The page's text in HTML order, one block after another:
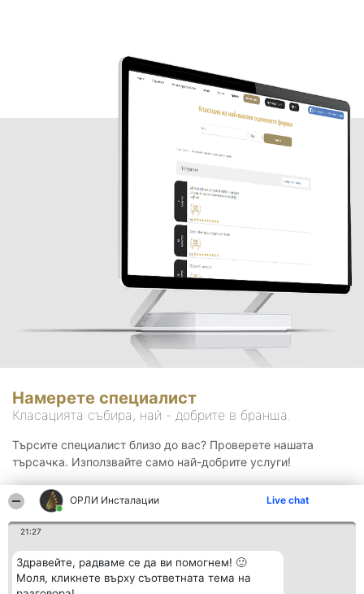
ОРЛИ Инсталации Live chat
21:27
Здравейте, радваме се да ви помогнем! 🙂
Моля, кликнете върху съответната тема на
Намерете специалист
Класацията събира, най - добрите в бранша.
Търсите специалист близо до вас? Проверете нашата
търсачка. Използвайте само най-добрите услуги!